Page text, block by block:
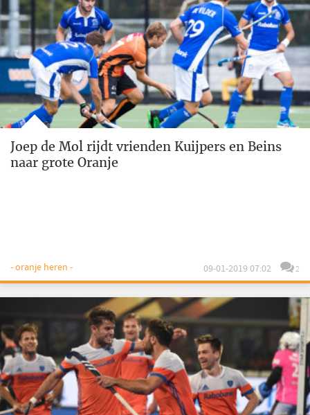
Joep de Mol rijdt vrienden Kuijpers en Beins
naar grote Oranje
- oranje heren - 09-01-2019 07:02 2